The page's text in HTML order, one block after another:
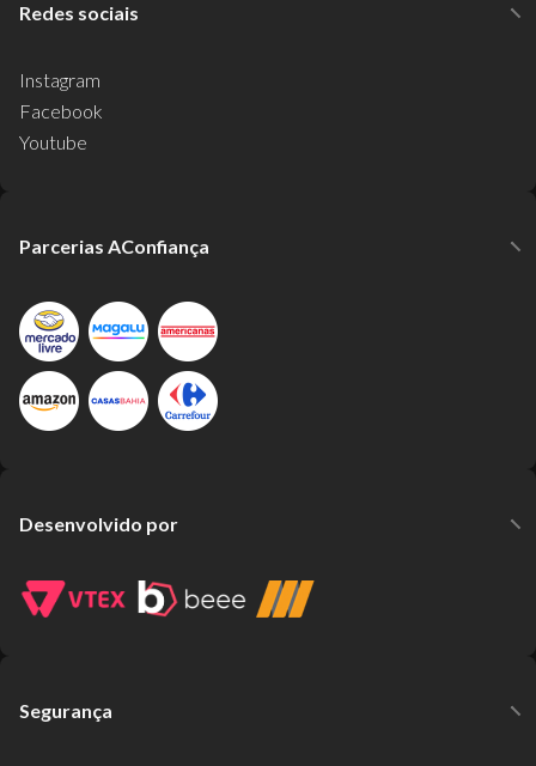
Redes sociais
Instagram
Facebook
Youtube
Parcerias AConfiança
Desenvolvido por
Segurança